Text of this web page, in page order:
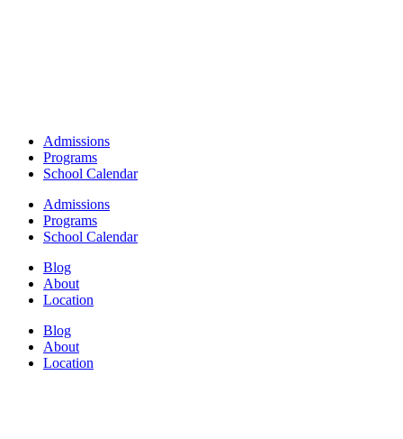
Admissions
Programs
School Calendar
Admissions
Programs
School Calendar
Blog
About
Location
Blog
About
Location